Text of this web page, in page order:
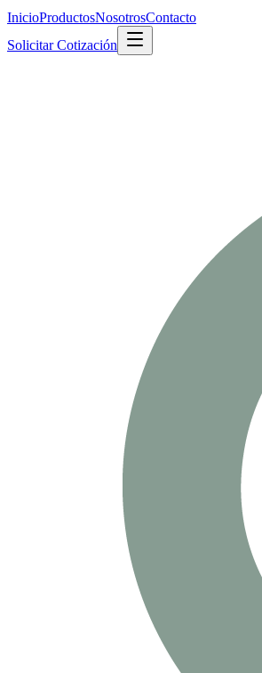
InicioProductosNosotrosContacto
Solicitar Cotización